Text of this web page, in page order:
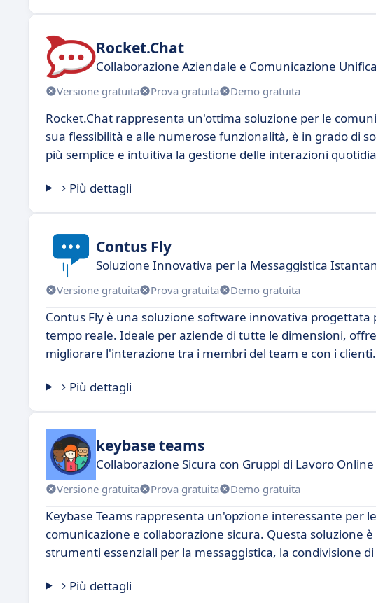
Rocket.Chat
Collaborazione Aziendale e Comunicazione
Versione gratuita Prova gratuita Demo gratuita
Rocket.Chat rappresenta un'ottima soluzione per le
sua flessibilità e alle numerose funzionalità, è in grado di
più semplice e intuitiva la gestione delle interazioni
Più dettagli
Contus Fly
Soluzione Innovativa per la Messaggistica
Versione gratuita Prova gratuita Demo gratuita
Contus Fly è una soluzione software innovativa
tempo reale. Ideale per aziende di tutte le dimensioni,
migliorare l'interazione tra i membri del team e con i clienti.
Più dettagli
keybase teams
Collaborazione Sicura con Gruppi di Lavoro Online
Versione gratuita Prova gratuita Demo gratuita
Keybase Teams rappresenta un'opzione interessante per
comunicazione e collaborazione sicura. Questa
strumenti essenziali per la messaggistica, la condivisione
Più dettagli